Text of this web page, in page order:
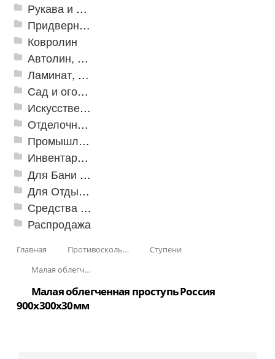
Рукава и шланги промышленные
Придверные решетки
Ковролин
Автолин, Транслин, Линолеум
Ламинат, Кварцвиниловая плитка SPC
Сад и огород
Искусственная трава
Отделочные профили
Промышленный текстиль
Инвентарь для клининга
Для Бани и Сауны
Для Отдыха и Пикника
Средства от насекомых и садовых вредителей
Распродажа
Главная Противоскользящая защита для лестниц, профили, ленты
Ступени
Малая облегченная проступь
Малая облегченная проступь Россия
900х300х30мм